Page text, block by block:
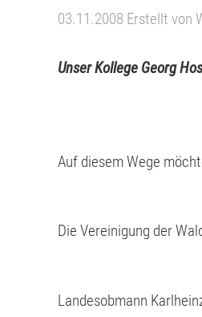
03.11.2008 Erstellt von
Unser Kollege Georg
Auf diesem Wege
Die Vereinigung der
Landesobmann